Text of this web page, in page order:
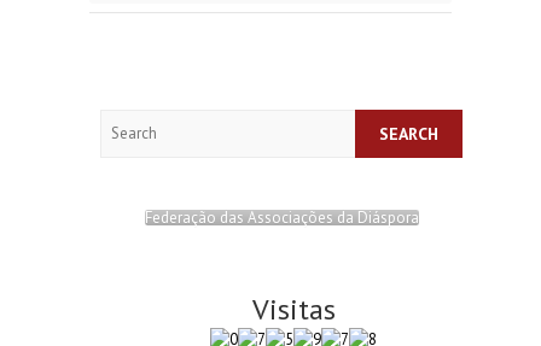
Federação das Associações da Diáspora
Visitas